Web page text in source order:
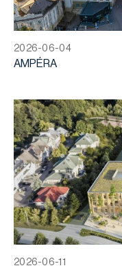
2026-06-04
AMPÉRA
2026-06-11